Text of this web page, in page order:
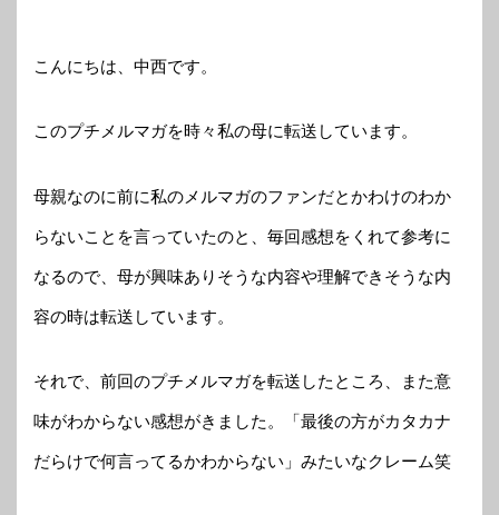
こんにちは、中西です。
このプチメルマガを時々私の母に転送しています。
母親なのに前に私のメルマガのファンだとかわけのわか
らないことを言っていたのと、毎回感想をくれて参考に
なるので、母が興味ありそうな内容や理解できそうな内
容の時は転送しています。
それで、前回のプチメルマガを転送したところ、また意
味がわからない感想がきました。「最後の方がカタカナ
だらけで何言ってるかわからない」みたいなクレーム笑